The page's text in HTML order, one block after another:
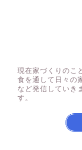
現在家づくりのこ
食を通して日々の
など発信していき
す。